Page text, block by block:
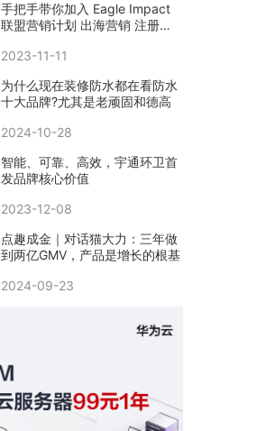
手把手带你加入 Eagle Impact
联盟营销计划 出海营销 注册教
2023-11-11
​为什么现在装修防水都在看防水
十大品牌?尤其是老顽固和德高
2024-10-28
智能、可靠、高效，宇通环卫首
发品牌核心价值
2023-12-08
点趣成金｜对话猫大力：三年做
到两亿GMV，产品是增长的根基
2024-09-23